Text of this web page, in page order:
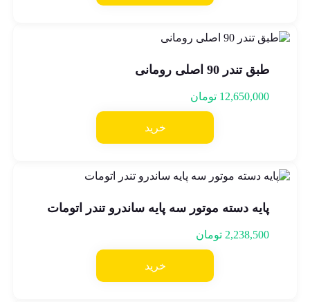
طبق تندر 90 اصلی رومانی
12,650,000 تومان
خرید
پايه دسته موتور سه پايه ساندرو تندر اتومات
2,238,500 تومان
خرید